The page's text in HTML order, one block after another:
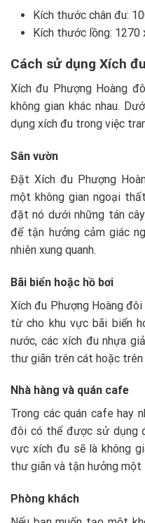
Kích thước chân đu:
Kích thước lồng: 1270
Cách sử dụng Xích
Xích đu Phượng Hoàng
không gian khác nhau.
dụng xích đu trong việc
Sân vườn
Đặt Xích đu Phượng
một không gian ngoại
đặt nó dưới những tán
để tận hưởng cảm giác
nhiên xung quanh.
Bãi biển hoặc hồ bơi
Xích đu Phượng Hoàng
từ cho khu vực bãi biển
nước, các xích đu nhựa
thư giãn trên cát hoặc trên
Nhà hàng và quán cafe
Trong các quán cafe hay
đôi có thể được sử dụng
vực xích đu sẽ là không
thư giãn và tận hưởng một
Phòng khách